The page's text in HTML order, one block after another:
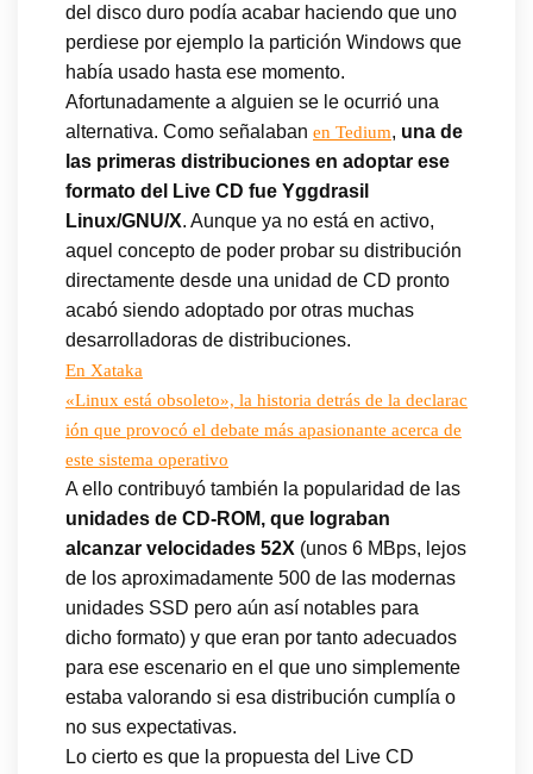
del disco duro podía acabar haciendo que uno
perdiese por ejemplo la partición Windows que
había usado hasta ese momento.
Afortunadamente a alguien se le ocurrió una
alternativa. Como señalaban en Tedium, una de
las primeras distribuciones en adoptar ese
formato del Live CD fue Yggdrasil
Linux/GNU/X. Aunque ya no está en activo,
aquel concepto de poder probar su distribución
directamente desde una unidad de CD pronto
acabó siendo adoptado por otras muchas
desarrolladoras de distribuciones.
En Xataka
«Linux está obsoleto», la historia detrás de la declarac
ión que provocó el debate más apasionante acerca de
este sistema operativo
A ello contribuyó también la popularidad de las
unidades de CD-ROM, que lograban
alcanzar velocidades 52X (unos 6 MBps, lejos
de los aproximadamente 500 de las modernas
unidades SSD pero aún así notables para
dicho formato) y que eran por tanto adecuados
para ese escenario en el que uno simplemente
estaba valorando si esa distribución cumplía o
no sus expectativas.
Lo cierto es que la propuesta del Live CD